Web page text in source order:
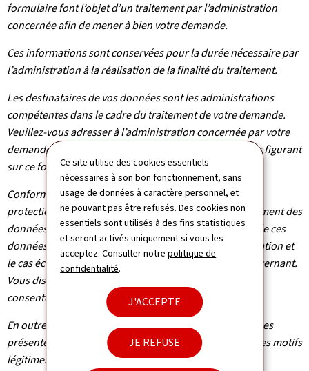
Ce site utilise des cookies essentiels
nécessaires à son bon fonctionnement, sans
usage de données à caractère personnel, et
ne pouvant pas être refusés. Des cookies non
essentiels sont utilisés à des fins statistiques
et seront activés uniquement si vous les
acceptez. Consulter notrepolitique de
confidentialité.
J'ACCEPTE
JE REFUSE
formulaire font l’objet d’un traitement par l’administration
concernée afin de mener à bien votre demande.
Ces informations sont conservées pour la durée nécessaire par
l’administration à la réalisation de la finalité du traitement.
Les destinataires de vos données sont les administrations
compétentes dans le cadre du traitement de votre demande.
Veuillez-vous adresser à l’administration concernée par votre
demande pour connaître les destinataires des données figurant
sur ce formulaire.
Conformément au règlement (UE) 2016/679 relatif à la
protection des personnes physiques à l'égard du traitement des
données à caractère personnel et à la libre circulation de ces
données, vous bénéficiez d’un droit d’accès, de rectification et
le cas échéant d’effacement des informations vous concernant.
Vous disposez également du droit de retirer votre
consentement à tout moment.
En outre et excepté le cas où le traitement de vos données
présente un caractère obligatoire, vous pouvez, pour des motifs
légitimes, vous y opposer.